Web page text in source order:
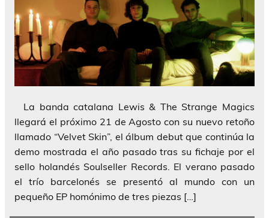
La banda catalana Lewis & The Strange Magics
llegará el próximo 21 de Agosto con su nuevo retoño
llamado “Velvet Skin”, el álbum debut que continúa la
demo mostrada el año pasado tras su fichaje por el
sello holandés Soulseller Records. El verano pasado
el trío barcelonés se presentó al mundo con un
pequeño EP homónimo de tres piezas […]